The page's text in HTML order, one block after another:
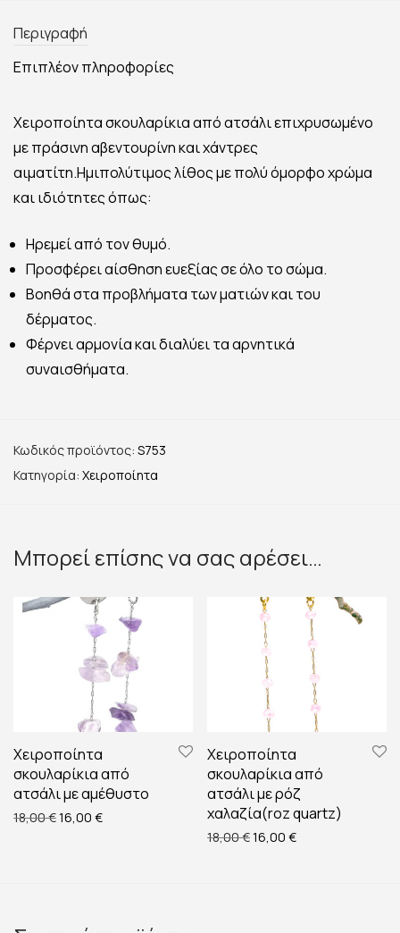
Περιγραφή
Επιπλέον πληροφορίες
Χειροποίητα σκουλαρίκια από ατσάλι επιχρυσωμένο
με πράσινη αβεντουρίνη και χάντρες
αιματίτη.Ημιπολύτιμος λίθος με πολύ όμορφο χρώμα
και ιδιότητες όπως:
Ηρεμεί από τον θυμό.
Προσφέρει αίσθηση ευεξίας σε όλο το σώμα.
Βοηθά στα προβλήματα των ματιών και του
δέρματος.
Φέρνει αρμονία και διαλύει τα αρνητικά
συναισθήματα.
Κωδικός προϊόντος: S753
Κατηγορία: Χειροποίητα
Μπορεί επίσης να σας αρέσει…
Χειροποίητα
σκουλαρίκια από
ατσάλι με αμέθυστο
18,00€Original price was: 18,00 €.
16,00 €Η τρέχουσα τιμή είναι: 16,00 €.
Χειροποίητα
σκουλαρίκια από
ατσάλι με ρόζ
χαλαζία(roz quartz)
18,00€Original price was: 18,00
16,00 €Η τρέχουσα τιμή